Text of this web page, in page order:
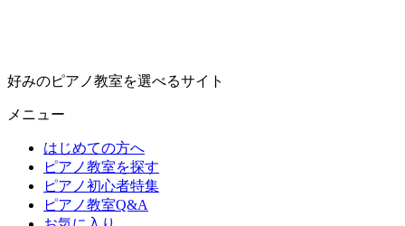
好みのピアノ教室を選べるサイト
メニュー
はじめての方へ
ピアノ教室を探す
ピアノ初心者特集
ピアノ教室Q&A